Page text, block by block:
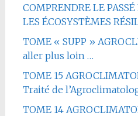
COMPRENDRE LE
LES ÉCOSYSTÈMES
TOME « SUPP »
aller plus loin …
TOME 15
Traité de
TOME 14